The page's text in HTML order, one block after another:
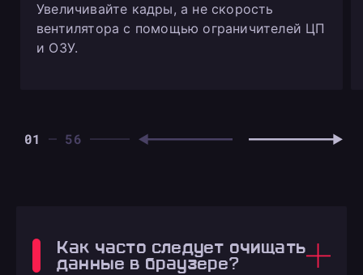
Увеличивайте кадры, а не скорость
вентилятора с помощью ограничителей ЦП
и ОЗУ.
01
Как часто следует очищать
данные в браузере?